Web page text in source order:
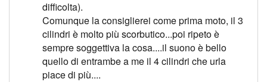
difficolta).
Comunque la consiglierei come prima moto, il 3
cilindri è molto più scorbutico...poi ripeto è
sempre soggettiva la cosa....il suono è bello
quello di entrambe a me il 4 cilindri che urla
piace di più....